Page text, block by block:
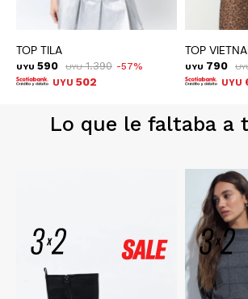
TOP TILA
UYU 590 UYU 1.390 57
UYU 502
TOP
UYU 790
UYU
Lo que le faltaba a